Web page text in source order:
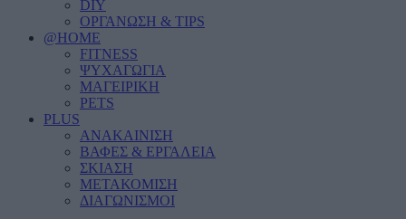
DIY
ΟΡΓΑΝΩΣΗ & TIPS
@HOME
FITNESS
ΨΥΧΑΓΩΓΙΑ
ΜΑΓΕΙΡΙΚΗ
PETS
PLUS
ΑΝΑΚΑΙΝΙΣΗ
ΒΑΦΕΣ & ΕΡΓΑΛΕΙΑ
ΣΚΙΑΣΗ
ΜΕΤΑΚΟΜΙΣΗ
ΔΙΑΓΩΝΙΣΜΟΙ